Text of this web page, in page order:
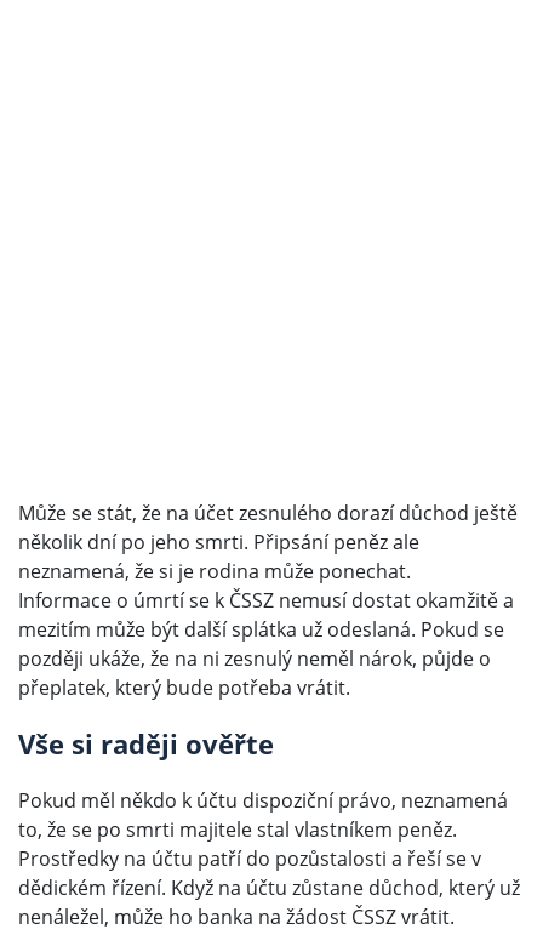
Může se stát, že na účet zesnulého dorazí důchod ještě
několik dní po jeho smrti. Připsání peněz ale
neznamená, že si je rodina může ponechat.
Informace o úmrtí se k ČSSZ nemusí dostat okamžitě a
mezitím může být další splátka už odeslaná. Pokud se
později ukáže, že na ni zesnulý neměl nárok, půjde o
přeplatek, který bude potřeba vrátit.
Vše si raději ověřte
Pokud měl někdo k účtu dispoziční právo, neznamená
to, že se po smrti majitele stal vlastníkem peněz.
Prostředky na účtu patří do pozůstalosti a řeší se v
dědickém řízení. Když na účtu zůstane důchod, který už
nenáležel, může ho banka na žádost ČSSZ vrátit.